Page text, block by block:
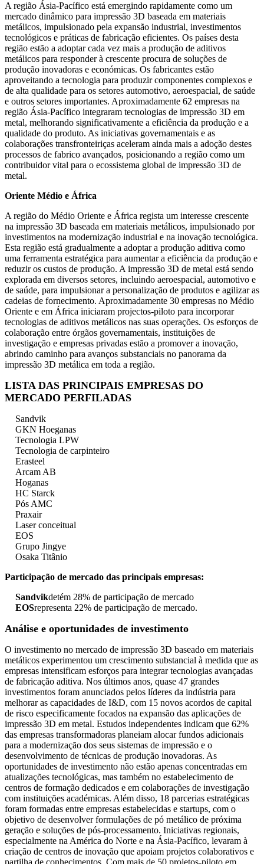
A região Ásia-Pacífico está emergindo rapidamente como um
mercado dinâmico para impressão 3D baseada em materiais
metálicos, impulsionado pela expansão industrial, investimentos
tecnológicos e práticas de fabricação eficientes. Os países desta
região estão a adoptar cada vez mais a produção de aditivos
metálicos para responder à crescente procura de soluções de
produção inovadoras e económicas. Os fabricantes estão
aproveitando a tecnologia para produzir componentes complexos e
de alta qualidade para os setores automotivo, aeroespacial, de saúde
e outros setores importantes. Aproximadamente 62 empresas na
região Ásia-Pacífico integraram tecnologias de impressão 3D em
metal, melhorando significativamente a eficiência da produção e a
qualidade do produto. As iniciativas governamentais e as
colaborações transfronteiriças aceleram ainda mais a adoção destes
processos de fabrico avançados, posicionando a região como um
contribuidor vital para o ecossistema global de impressão 3D de
metal.
Oriente Médio e África
A região do Médio Oriente e África regista um interesse crescente
na impressão 3D baseada em materiais metálicos, impulsionado por
investimentos na modernização industrial e na inovação tecnológica.
Esta região está gradualmente a adoptar a produção aditiva como
uma ferramenta estratégica para aumentar a eficiência da produção e
reduzir os custos de produção. A impressão 3D de metal está sendo
explorada em diversos setores, incluindo aeroespacial, automotivo e
de saúde, para impulsionar a personalização de produtos e agilizar as
cadeias de fornecimento. Aproximadamente 30 empresas no Médio
Oriente e em África iniciaram projectos-piloto para incorporar
tecnologias de aditivos metálicos nas suas operações. Os esforços de
colaboração entre órgãos governamentais, instituições de
investigação e empresas privadas estão a promover a inovação,
abrindo caminho para avanços substanciais no panorama da
impressão 3D metálica em toda a região.
LISTA DAS PRINCIPAIS EMPRESAS DO
MERCADO PERFILADAS
Sandvik
GKN Hoeganas
Tecnologia LPW
Tecnologia de carpinteiro
Erasteel
Arcam AB
Hoganas
HC Starck
Pós AMC
Praxair
Laser conceitual
EOS
Grupo Jingye
Osaka Titânio
Participação de mercado das principais empresas:
Sandvikdetém 28% de participação de mercado
EOSrepresenta 22% de participação de mercado.
Análise e oportunidades de investimento
O investimento no mercado de impressão 3D baseado em materiais
metálicos experimentou um crescimento substancial à medida que as
empresas intensificam esforços para integrar tecnologias avançadas
de fabricação aditiva. Nos últimos anos, quase 47 grandes
investimentos foram anunciados pelos líderes da indústria para
melhorar as capacidades de I&D, com 15 novos acordos de capital
de risco especificamente focados na expansão das aplicações de
impressão 3D em metal. Estudos independentes indicam que 62%
das empresas transformadoras planeiam alocar fundos adicionais
para a modernização dos seus sistemas de impressão e o
desenvolvimento de técnicas de produção inovadoras. As
oportunidades de investimento não estão apenas concentradas em
atualizações tecnológicas, mas também no estabelecimento de
centros de formação dedicados e em colaborações de investigação
com instituições académicas. Além disso, 18 parcerias estratégicas
foram formadas entre empresas estabelecidas e startups, com o
objetivo de desenvolver formulações de pó metálico de próxima
geração e soluções de pós-processamento. Iniciativas regionais,
especialmente na América do Norte e na Ásia-Pacífico, levaram à
criação de centros de inovação que apoiam projetos colaborativos e
partilha de conhecimentos. Com mais de 50 projetos-piloto em